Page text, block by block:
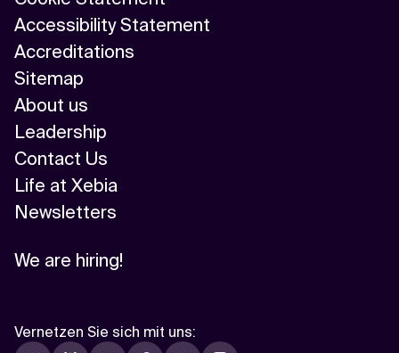
Accessibility Statement
Accreditations
Sitemap
About us
Leadership
Contact Us
Life at Xebia
Newsletters
We are hiring!
Vernetzen Sie sich mit uns: